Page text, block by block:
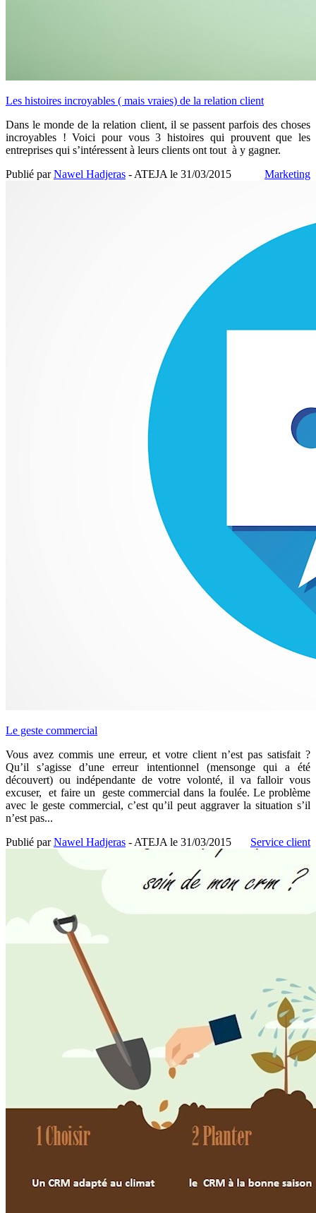
Les histoires incroyables ( mais vraies) de la relation client
Dans le monde de la relation client, il se passent parfois des choses
incroyables ! Voici pour vous 3 histoires qui prouvent que les
entreprises qui s’intéressent à leurs clients ont tout à y gagner.
Marketing
Publié parNawel Hadjeras - ATEJA le 31/03/2015
Le geste commercial
Vous avez commis une erreur, et votre client n’est pas satisfait ?
Qu’il s’agisse d’une erreur intentionnel (mensonge qui a été
découvert) ou indépendante de votre volonté, il va falloir vous
excuser, et faire un geste commercial dans la foulée. Le problème
avec le geste commercial, c’est qu’il peut aggraver la situation s’il
n’est pas...
Service client
Publié parNawel Hadjeras - ATEJA le 31/03/2015